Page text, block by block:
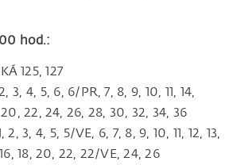
hod.:
125, 127
3, 4, 5, 6, 6/PR, 7, 8, 9, 10, 11, 14,
20, 22, 24, 26, 28, 30, 32, 34, 36
2, 3, 4, 5, 5/VE, 6, 7, 8, 9, 10, 11, 12, 13,
16, 18, 20, 22, 22/VE, 24, 26